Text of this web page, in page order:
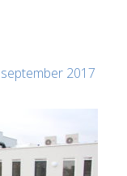
2017